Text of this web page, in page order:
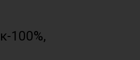
100%,